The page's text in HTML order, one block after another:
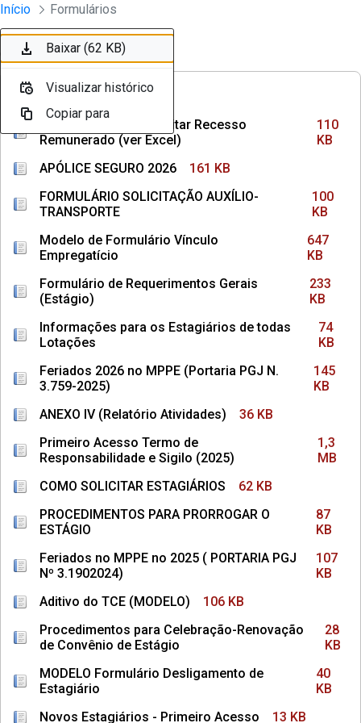
Pular para o Conteúdo principal
Divisão Minima - Escola Superior
Início Formulários
Ordenar Filtro
FREQUÊNCIAS
Como Calcular e Solicitar Recesso
Remunerado (ver Excel)
110
KB
APÓLICE SEGURO 2026
161 KB
FORMULÁRIO SOLICITAÇÃO AUXÍLIO-
TRANSPORTE
100
KB
Modelo de Formulário Vínculo
Empregatício
647
KB
Formulário de Requerimentos Gerais
(Estágio)
233
KB
Informações para os Estagiários de todas
Lotações
74
KB
Feriados 2026 no MPPE (Portaria PGJ N.
3.759-2025)
145
KB
ANEXO IV (Relatório Atividades)
36 KB
Primeiro Acesso Termo de
Responsabilidade e Sigilo (2025)
1,3
MB
COMO SOLICITAR ESTAGIÁRIOS
62 KB
PROCEDIMENTOS PARA PRORROGAR O
ESTÁGIO
87
KB
Feriados no MPPE no 2025 ( PORTARIA PGJ
Nº 3.1902024)
107
KB
Aditivo do TCE (MODELO)
106 KB
Procedimentos para Celebração-Renovação
de Convênio de Estágio
28
KB
MODELO Formulário Desligamento de
Estagiário
40
KB
Novos Estagiários - Primeiro Acesso
13 KB
Baixar (110 KB)
Visualizar histórico
Copiar para
Baixar (161 KB)
Visualizar histórico
Copiar para
Baixar (100 KB)
Visualizar histórico
Copiar para
Baixar (647 KB)
Visualizar histórico
Copiar para
Baixar (233 KB)
Visualizar histórico
Copiar para
Baixar (74 KB)
Visualizar histórico
Copiar para
Baixar (145 KB)
Visualizar histórico
Copiar para
Baixar (36 KB)
Visualizar histórico
Copiar para
Baixar (1,3 MB)
Visualizar histórico
Copiar para
Baixar (62 KB)
Visualizar histórico
Copiar para